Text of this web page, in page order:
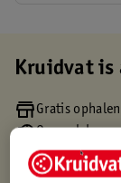
Kruidvat
Gratis
Op
Gratis
Gratis